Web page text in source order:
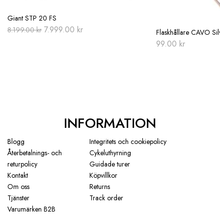
Giant STP 20 FS
8.199.00kr Original
7.999.00 krCurrent Flaskhållare CAVO
99.00 kr
INFORMATION
Blogg
Integritets och cookiepolicy
Återbetalnings- och
returpolicy
Cykeluthyrning
Guidade turer
Kontakt
Köpvillkor
Om oss
Returns
Tjänster
Track order
Varumärken B2B